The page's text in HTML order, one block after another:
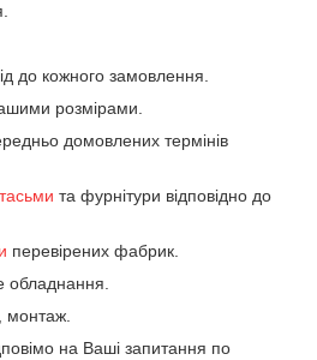
до кожного замовлення.
розмірами.
домовлених термінів
тасьми та фурнітури відповідно до
перевірених фабрик.
обладнання.
монтаж.
на Ваші запитання по